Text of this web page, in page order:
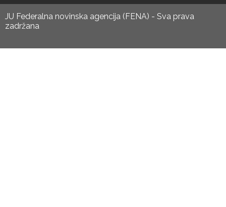
JU Federalna novinska agencija (FENA) - Sva prava
zadržana